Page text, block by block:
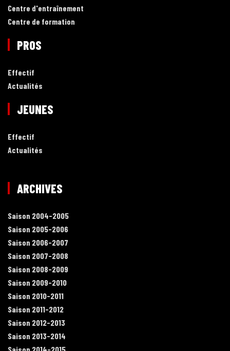
Centre d'entraînement
Centre de formation
PROS
Effectif
Actualités
JEUNES
Effectif
Actualités
ARCHIVES
Saison 2004-2005
Saison 2005-2006
Saison 2006-2007
Saison 2007-2008
Saison 2008-2009
Saison 2009-2010
Saison 2010-2011
Saison 2011-2012
Saison 2012-2013
Saison 2013-2014